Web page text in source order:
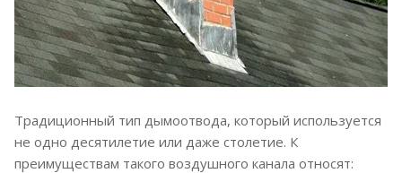
Традиционный тип дымоотвода, который используется
не одно десятилетие или даже столетие. К
преимуществам такого воздушного канала относят: